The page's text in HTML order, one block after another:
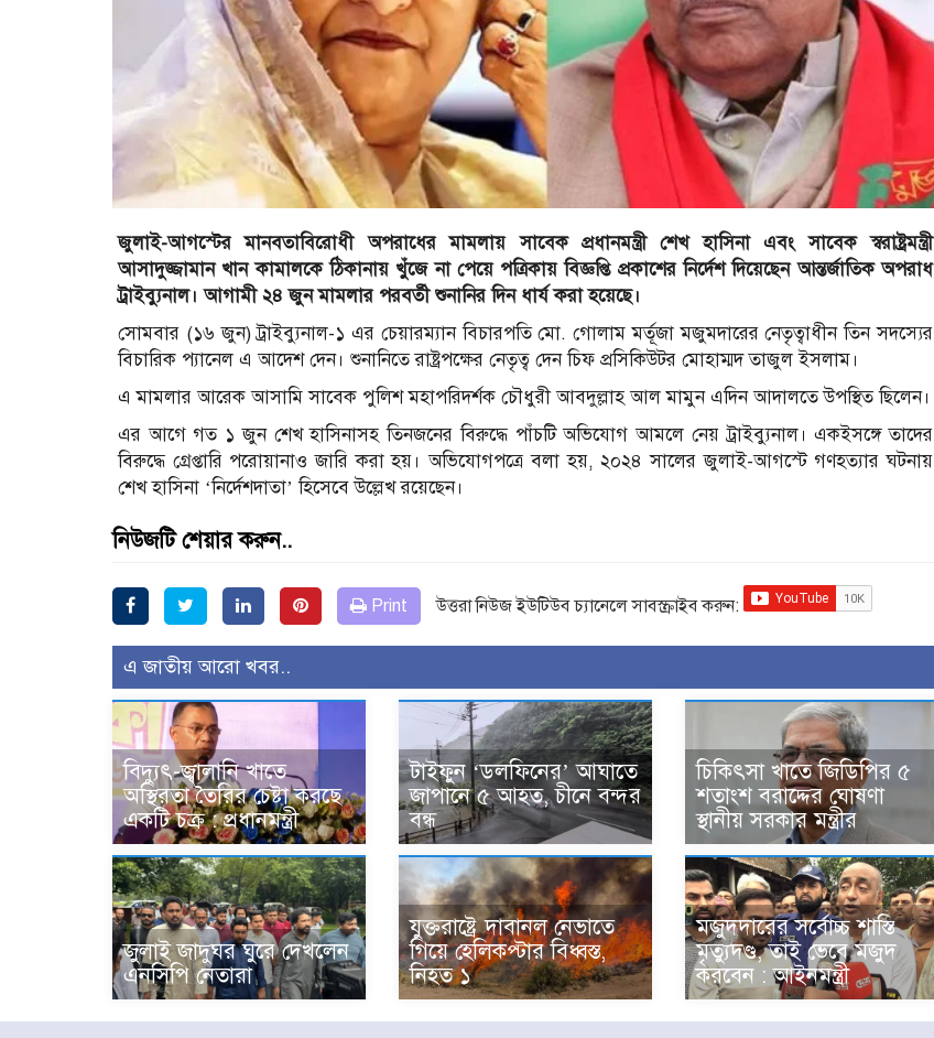
জুলাই-আগস্টের মানবতাবিরোধী অপরাধের মামলায় সাবেক প্রধানমন্ত্রী শেখ হাসিনা এবং সাবেক স্বরাষ্ট্রমন্ত্রী
আসাদুজ্জামান খান কামালকে ঠিকানায় খুঁজে না পেয়ে পত্রিকায় বিজ্ঞপ্তি প্রকাশের নির্দেশ দিয়েছেন আন্তর্জাতিক অপরাধ
ট্রাইব্যুনাল। আগামী ২৪ জুন মামলার পরবর্তী শুনানির দিন ধার্য করা হয়েছে।
সোমবার (১৬ জুন) ট্রাইব্যুনাল-১ এর চেয়ারম্যান বিচারপতি মো. গোলাম মর্তূজা মজুমদারের নেতৃত্বাধীন তিন সদস্যের
বিচারিক প্যানেল এ আদেশ দেন। শুনানিতে রাষ্ট্রপক্ষের নেতৃত্ব দেন চিফ প্রসিকিউটর মোহাম্মদ তাজুল ইসলাম।
এ মামলার আরেক আসামি সাবেক পুলিশ মহাপরিদর্শক চৌধুরী আবদুল্লাহ আল মামুন এদিন আদালতে উপস্থিত ছিলেন।
এর আগে গত ১ জুন শেখ হাসিনাসহ তিনজনের বিরুদ্ধে পাঁচটি অভিযোগ আমলে নেয় ট্রাইব্যুনাল। একইসঙ্গে তাদের
বিরুদ্ধে গ্রেপ্তারি পরোয়ানাও জারি করা হয়। অভিযোগপত্রে বলা হয়, ২০২৪ সালের জুলাই-আগস্টে গণহত্যার ঘটনায়
শেখ হাসিনা ‘নির্দেশদাতা’ হিসেবে উল্লেখ রয়েছেন।
নিউজটি শেয়ার করুন..
Print উত্তরা নিউজ ইউটিউব চ্যানেলে সাবস্ক্রাইব করুন:
এ জাতীয় আরো খবর..
বিদ্যুৎ-জ্বালানি খাতে
অস্থিরতা তৈরির চেষ্টা করছে
একটি চক্র : প্রধানমন্ত্রী
টাইফুন ‘ডলফিনের’ আঘাতে
জাপানে ৫ আহত, চীনে বন্দর
বন্ধ
চিকিৎসা খাতে জিডিপির ৫
শতাংশ বরাদ্দের ঘোষণা
স্থানীয় সরকার মন্ত্রীর
জুলাই জাদুঘর ঘুরে দেখলেন
এনসিপি নেতারা
যুক্তরাষ্ট্রে দাবানল নেভাতে
গিয়ে হেলিকপ্টার বিধ্বস্ত,
নিহত ১
মজুদদারের সর্বোচ্চ শাস্তি
মৃত্যুদণ্ড, তাই ভেবে মজুদ
করবেন : আইনমন্ত্রী